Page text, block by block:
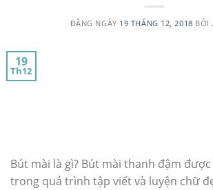
ĐĂNG NGÀY 19 THÁNG 12, 2018 BỞI
19
Th12
Bút mài là gì? Bút mài thanh đậm
trong quá trình tập viết và luyện chữ